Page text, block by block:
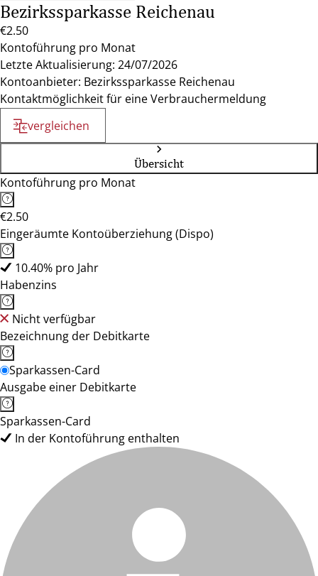
Bezirkssparkasse Reichenau
€2.50
Kontoführung pro Monat
Letzte Aktualisierung: 24/07/2026
Kontoanbieter: Bezirkssparkasse Reichenau
Kontaktmöglichkeit für eine Verbrauchermeldung
vergleichen
Übersicht
Kontoführung pro Monat
€2.50
Eingeräumte Kontoüberziehung (Dispo)
10.40% pro Jahr
Habenzins
Nicht verfügbar
Bezeichnung der Debitkarte
Sparkassen-Card
Ausgabe einer Debitkarte
Sparkassen-Card
In der Kontoführung enthalten